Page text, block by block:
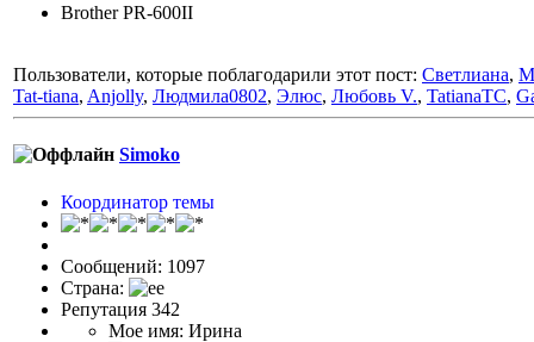
Brother PR-600II
Пользователи, которые поблагодарили этот пост: Светлиана,
Tat-tiana, Anjolly, Людмила0802, Элюс, Любовь V., TatianaTC,
Simoko
Координатор темы
Сообщений: 1097
Страна:
Репутация 342
Мое имя: Ирина